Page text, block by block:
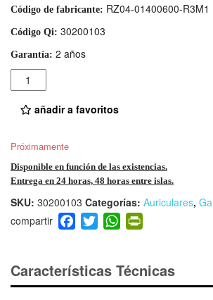
Código de fabricante: RZ04-01400600-R3M1
Código Qi: 30200103
Garantía: 2 años
Cantidad
añadir a favoritos
Próximamente
Disponible en función de las existencias.
Entrega en 24 horas, 48 horas entre islas.
SKU: 30200103 Categorías: Auriculares,
F
a
e
b
T
wi
er
W
h
s
A
ri
e
Características Técnicas